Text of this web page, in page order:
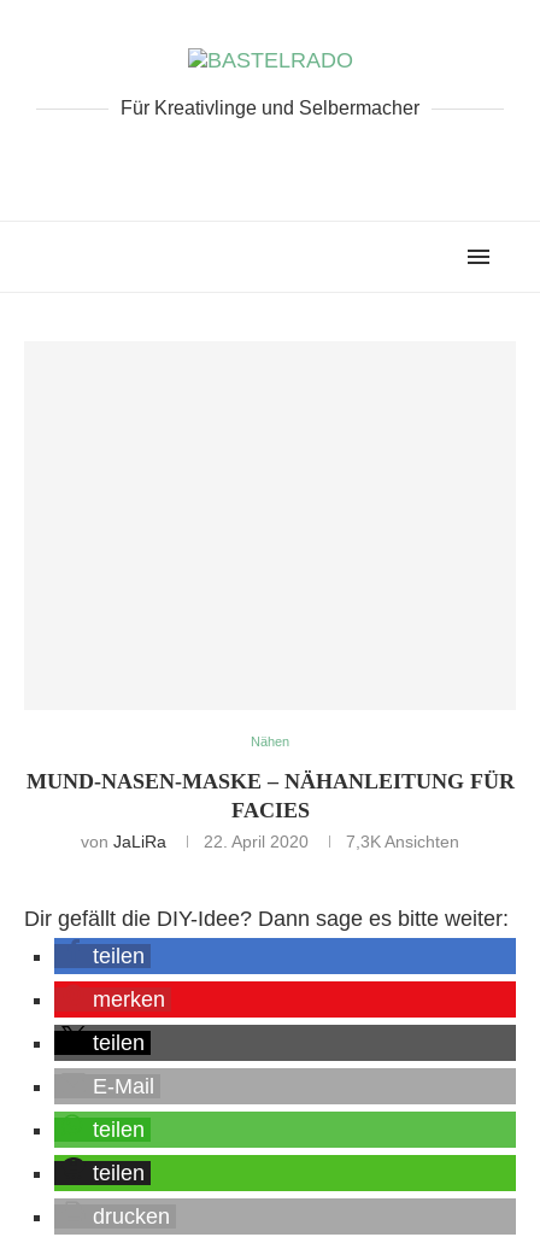
Für Kreativlinge und Selbermacher
Nähen
MUND-NASEN-MASKE – NÄHANLEITUNG FÜR
FACIES
von JaLiRa 22. April 2020 7,3KAnsichten
Dir gefällt die DIY-Idee? Dann sage es bitte weiter:
teilen
merken
teilen
E-Mail
teilen
teilen
drucken